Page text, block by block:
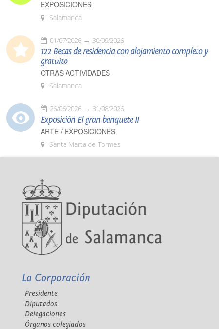
EXPOSICIONES
Salamanca
01/07/2026 30/09/2026
122 Becas de residencia con alojamiento completo y
gratuito
OTRAS ACTIVIDADES
Salamanca
26/06/2026 31/08/2026
Exposición El gran banquete II
ARTE / EXPOSICIONES
Santa Marta de Tormes
La Corporación
Presidente
Diputados
Delegaciones
Órganos colegiados